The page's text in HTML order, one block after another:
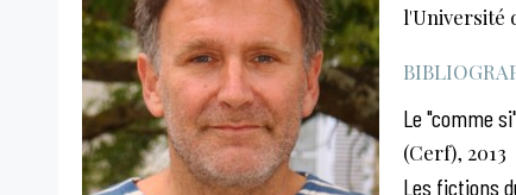
l'Université
Le "comme
(Cerf), 2013
Les fictions